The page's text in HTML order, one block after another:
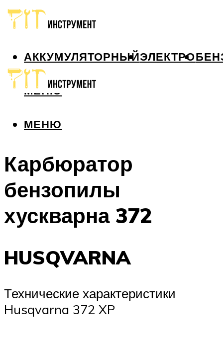
АККУМУЛЯТОРНЫЙЭЛЕКТРО
МЕНЮ
МЕНЮ
Карбюратор
бензопилы
хускварна 372
HUSQVARNA
Технические характеристики
Husqvarna 372 XP